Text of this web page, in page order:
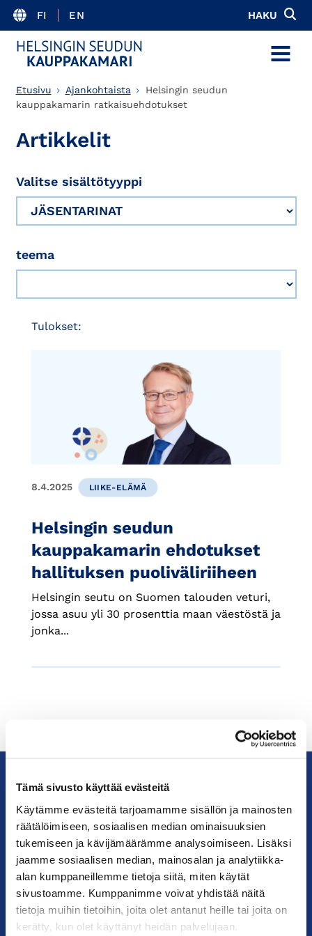
Tämä sivusto käyttää evästeitä
Käytämme evästeitä tarjoamamme sisällön ja mainosten
räätälöimiseen, sosiaalisen median ominaisuuksien
tukemiseen ja kävijämäärämme analysoimiseen. Lisäksi
jaamme sosiaalisen median, mainosalan ja analytiikka-
alan kumppaneillemme tietoja siitä, miten käytät
sivustoamme. Kumppanimme voivat yhdistää näitä
tietoja muihin tietoihin, joita olet antanut heille tai joita on
kerätty, kun olet käyttänyt heidän palvelujaan.
FI EN HAKU
MENU
Etusivu Ajankohtaista
Helsingin seudun
kauppakamarin ratkaisuehdotukset
Artikkelit
Valitse sisältötyyppi
teema
Tulokset:
8.4.2025 LIIKE-ELÄMÄ
Helsingin seudun
kauppakamarin ehdotukset
hallituksen puoliväliriiheen
Helsingin seutu on Suomen talouden veturi,
jossa asuu yli 30 prosenttia maan väestöstä ja
jonka...
KauppakamariHelsingin
seudun
kauppakamari
YHTEYSTIEDOT
Helsingin toimisto
Käyntiosoite: Kalevankatu 12, 00100 Helsinki